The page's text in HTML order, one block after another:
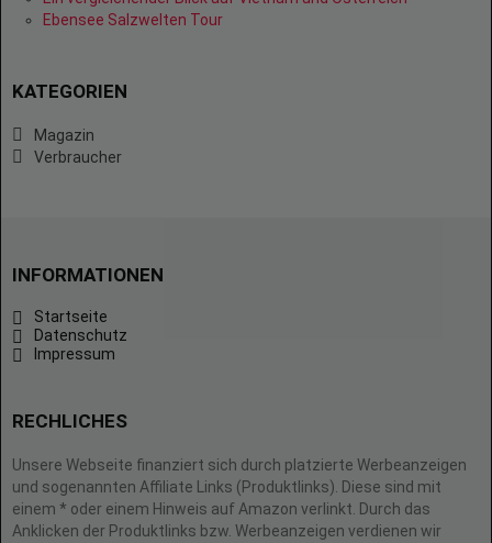
Ebensee Salzwelten Tour
KATEGORIEN
Magazin
Verbraucher
INFORMATIONEN
Startseite
Datenschutz
Impressum
RECHLICHES
Unsere Webseite finanziert sich durch platzierte Werbeanzeigen
und sogenannten Affiliate Links (Produktlinks). Diese sind mit
einem * oder einem Hinweis auf Amazon verlinkt. Durch das
Anklicken der Produktlinks bzw. Werbeanzeigen verdienen wir